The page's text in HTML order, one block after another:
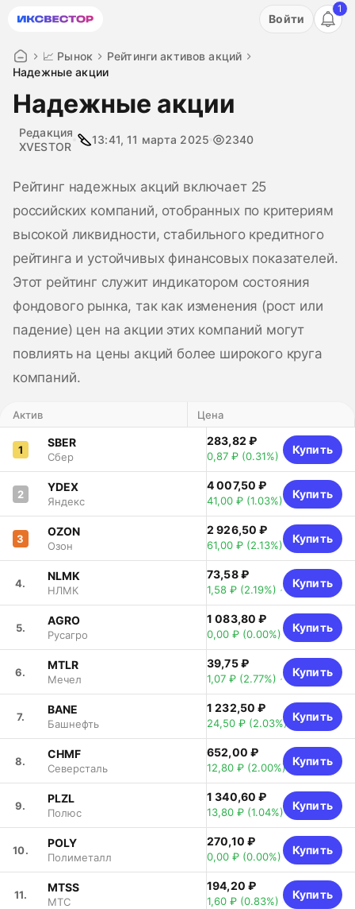
Акция: бесплатный пробный период на 3 дня!
Войти
1
📈 Рынок
Рейтинги активов акций
Надежные акции
Надежные акции
Редакция
XVESTOR
13:41, 11 марта 2025 2340
Рейтинг надежных акций включает 25
российских компаний, отобранных по критериям
высокой ликвидности, стабильного кредитного
рейтинга и устойчивых финансовых показателей.
Этот рейтинг служит индикатором состояния
фондового рынка, так как изменения (рост или
падение) цен на акции этих компаний могут
повлиять на цены акций более широкого круга
компаний.
Актив Цена
1
SBER
Сбер
283,82 ₽
0,87 ₽ (0.31%)
Купить
2
YDEX
Яндекс
4 007,50 ₽
41,00 ₽ (1.03%)
Купить
3
OZON
Озон
2 926,50 ₽
61,00 ₽ (2.13%)
Купить
4.
NLMK
НЛМК
73,58 ₽
1,58 ₽ (2.19%)
Купить
5.
AGRO
Русагро
1 083,80 ₽
0,00 ₽ (0.00%)
Купить
6.
MTLR
Мечел
39,75 ₽
1,07 ₽ (2.77%)
Купить
7.
BANE
Башнефть
1 232,50 ₽
24,50 ₽ (2.03%)
Купить
8.
CHMF
Северсталь
652,00 ₽
12,80 ₽ (2.00%)
Купить
9.
PLZL
Полюс
1 340,60 ₽
13,80 ₽ (1.04%)
Купить
10.
POLY
Полиметалл
270,10 ₽
0,00 ₽ (0.00%)
Купить
11.
MTSS
МТС
194,20 ₽
1,60 ₽ (0.83%)
Купить